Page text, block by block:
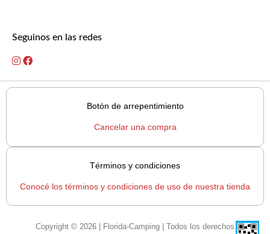
Seguinos en las redes
Botón de arrepentimiento
Cancelar una compra
Términos y condiciones
Conocé los términos y condiciones de uso de nuestra tienda
Copyright © 2026 | Florida-Camping | Todos los derechos